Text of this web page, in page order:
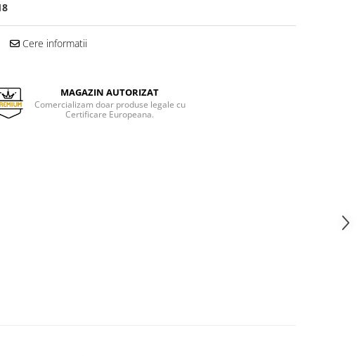
Cere informatii
MAGAZIN AUTORIZAT
Comercializam doar produse legale cu
Certificare Europeana.